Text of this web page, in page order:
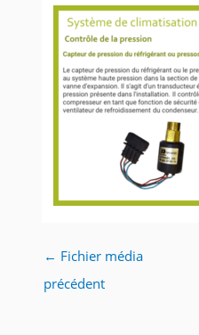
← Fichier média
précédent